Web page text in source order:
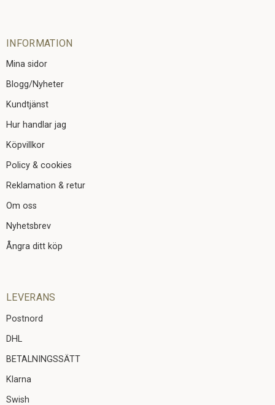
INFORMATION
Mina sidor
Blogg/Nyheter
Kundtjänst
Hur handlar jag
Köpvillkor
Policy & cookies
Reklamation & retur
Om oss
Nyhetsbrev
Ångra ditt köp
LEVERANS
Postnord
DHL
BETALNINGSSÄTT
Klarna
Swish